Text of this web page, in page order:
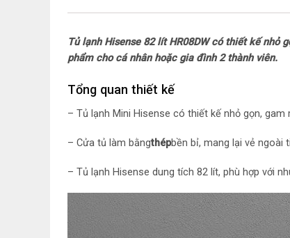
Tủ lạnh Hisense 82 lít HR08DW có thiết kế nhỏ
phẩm cho cá nhân hoặc gia đình 2 thành viên.
Tổng quan thiết kế
– Tủ lạnh Mini Hisense có thiết kế nhỏ gọn,
– Cửa tủ làm bằngthépbền bỉ, mang lại vẻ ngoài
– Tủ lạnh Hisense dung tích 82 lít, phù hợp với